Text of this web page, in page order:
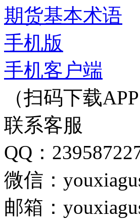
期货基本术语
手机版
手机客户端
（扫码下载APP
联系客服
QQ：
微信：
邮箱：